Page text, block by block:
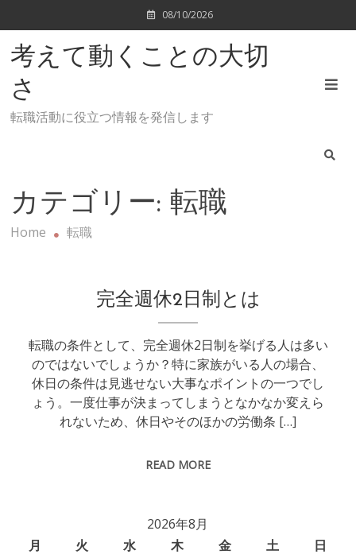
to
content
08/10/2026
考えて動くことの大切
さ
転職活動に役立つ情報を発信します
カテゴリー:転職
Home 転職
完全週休2日制とは
転職の条件として、完全週休2日制を挙げる人は多い
のではないでしょうか？特に家族がいる人の場合、
休日の条件は見逃せない大事なポイントの一つでし
ょう。一度仕事が決まってしまうとなかなか変えら
れないため、休日やそのほかの労働条 […]
READ MORE
2026年8月
月
火 水 木 金 土
日